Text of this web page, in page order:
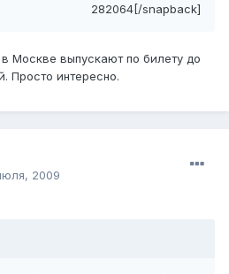
282064[/snapback]
Москве выпускают по билету до
Просто интересно.
2009